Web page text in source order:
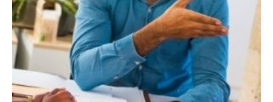
sur
5
années
de
médiation
administrative